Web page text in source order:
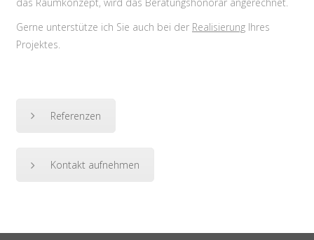
Gerne unterstütze ich Sie auch bei der Realisierung Ihres
Projektes.
Referenzen
Kontakt aufnehmen